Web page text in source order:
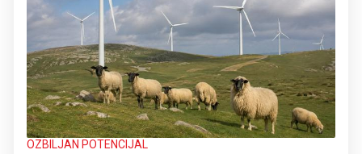
OZBILJAN POTENCIJAL